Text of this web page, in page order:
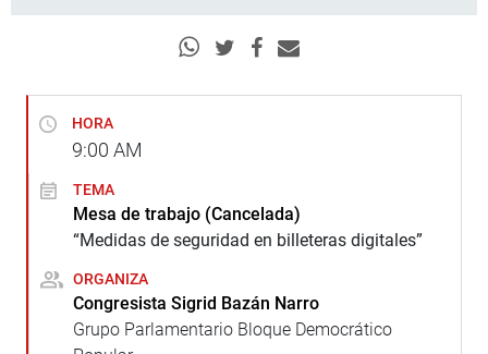
HORA
9:00 AM
TEMA
Mesa de trabajo (Cancelada)
“Medidas de seguridad en billeteras digitales”
ORGANIZA
Congresista Sigrid Bazán Narro
Grupo Parlamentario Bloque Democrático